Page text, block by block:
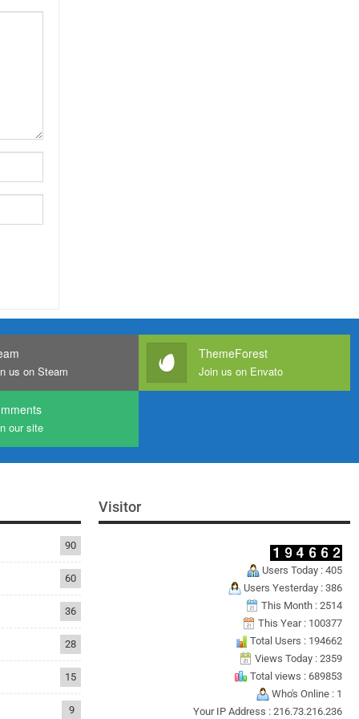
us on Steam
ThemeForest
Join us on Envato
our site
90
60
36
28
15
9
Visitor
Users Today : 405
Users Yesterday : 386
This Month : 2514
This Year : 100377
Total Users : 194662
Views Today : 2359
Total views : 689853
Who's Online : 1
Your IP Address : 216.73.216.236